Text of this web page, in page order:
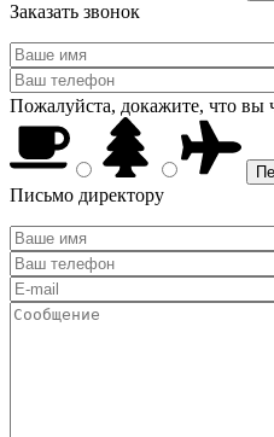
Заказать звонок
Пожалуйста, докажите, что вы
Письмо директору